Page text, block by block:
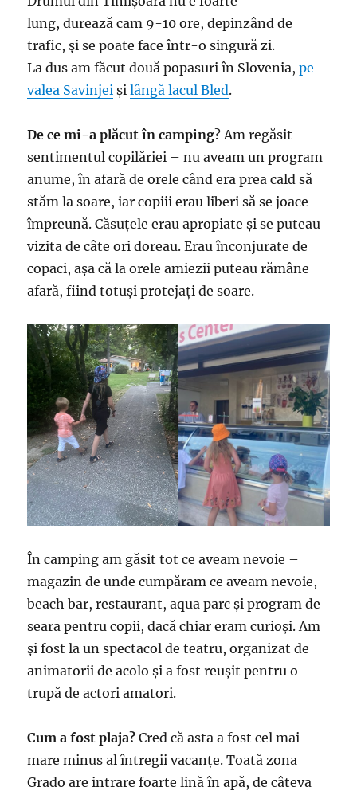
lung, durează cam 9-10 ore, depinzând de
trafic, și se poate face într-o singură zi.
La dus am făcut două popasuri în Slovenia,pe
valea Savinjei șilângă lacul Bled.
De ce mi-a plăcut în camping? Am regăsit
sentimentul copilăriei – nu aveam un program
anume, în afară de orele când era prea cald să
stăm la soare, iar copiii erau liberi să se joace
împreună. Căsuțele erau apropiate și se puteau
vizita de câte ori doreau. Erau înconjurate de
copaci, așa că la orele amiezii puteau rămâne
afară, fiind totuși protejați de soare.
În camping am găsit tot ce aveam nevoie –
magazin de unde cumpăram ce aveam nevoie,
beach bar, restaurant, aqua parc și program de
seara pentru copii, dacă chiar eram curioși. Am
și fost la un spectacol de teatru, organizat de
animatorii de acolo și a fost reușit pentru o
trupă de actori amatori.
Cum a fost plaja? Cred că asta a fost cel mai
mare minus al întregii vacanțe. Toată zona
Grado are intrare foarte lină în apă, de câteva